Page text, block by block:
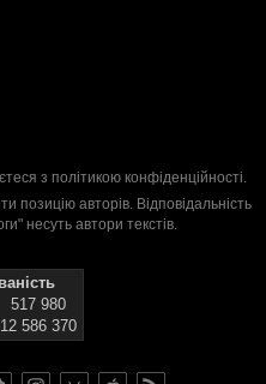
з політикою конфіденційності.
позицію авторів. Відповідальність
несуть автори текстів.
517 980
12 586 370